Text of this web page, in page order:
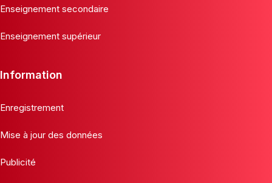
Enseignement secondaire
Enseignement supérieur
Information
Enregistrement
Mise à jour des données
Publicité